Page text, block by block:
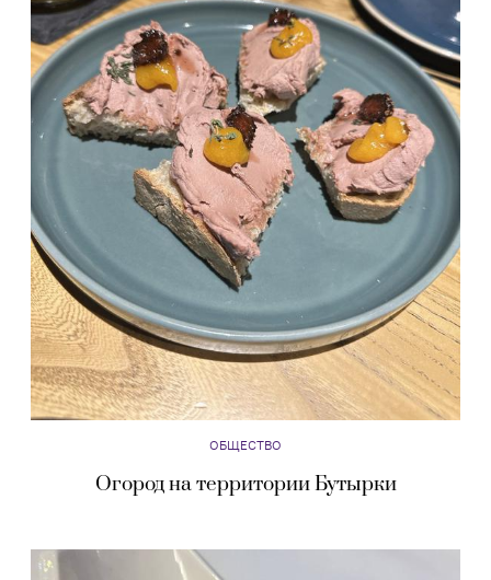
ОБЩЕСТВО
Огород на территории Бутырки